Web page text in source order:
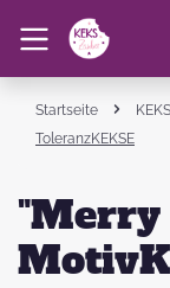
Startseite
ToleranzKEKSE
"Merry